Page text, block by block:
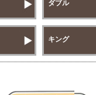
ダブル
キング